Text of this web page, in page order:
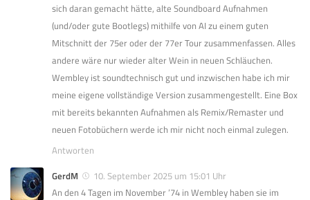
sich daran gemacht hätte, alte Soundboard Aufnahmen
(und/oder gute Bootlegs) mithilfe von AI zu einem guten
Mitschnitt der 75er oder der 77er Tour zusammenfassen. Alles
andere wäre nur wieder alter Wein in neuen Schläuchen.
Wembley ist soundtechnisch gut und inzwischen habe ich mir
meine eigene vollständige Version zusammengestellt. Eine Box
mit bereits bekannten Aufnahmen als Remix/Remaster und
neuen Fotobüchern werde ich mir nicht noch einmal zulegen.
Antworten
GerdM
10. September 2025 um 15:01 Uhr
An den 4 Tagen im November ’74 in Wembley haben sie im